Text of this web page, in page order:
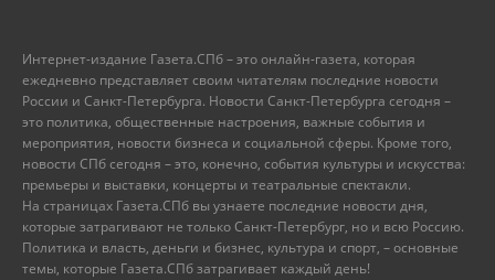
Интернет-издание Газета.СПб – это онлайн-газета, которая
ежедневно представляет своим читателям последние новости
России и Санкт-Петербурга. Новости Санкт-Петербурга сегодня –
это политика, общественные настроения, важные события и
мероприятия, новости бизнеса и социальной сферы. Кроме того,
новости СПб сегодня – это, конечно, события культуры и искусства:
премьеры и выставки, концерты и театральные спектакли.
На страницах Газета.СПб вы узнаете последние новости дня,
которые затрагивают не только Санкт-Петербург, но и всю Россию.
Политика и власть, деньги и бизнес, культура и спорт, – основные
темы, которые Газета.СПб затрагивает каждый день!